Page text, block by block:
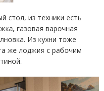
стол, из техники есть
газовая варочная
Из кухни тоже
же лоджия с рабочим